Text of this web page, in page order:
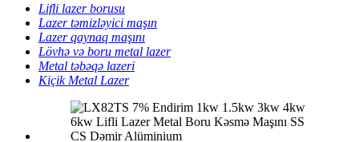
Lifli lazer borusu
Lazer təmizləyici maşın
Lazer qaynaq maşını
Lövhə və boru metal lazer
Metal təbəqə lazeri
Kiçik Metal Lazer